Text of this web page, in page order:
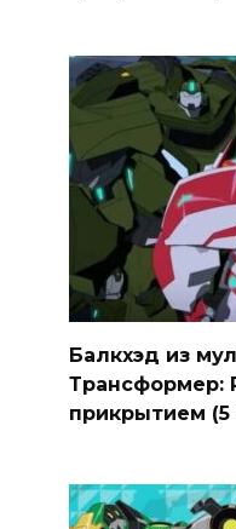
Балкхэд из
Трансформер:
прикрытием (5